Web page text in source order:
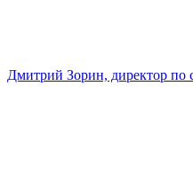
Дмитрий Зорин, директор по